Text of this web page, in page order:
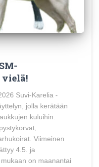
Suvi-Karelia -
jolla kerätään
kuluihin.
Viimeinen
4.5. ja
on maanantai